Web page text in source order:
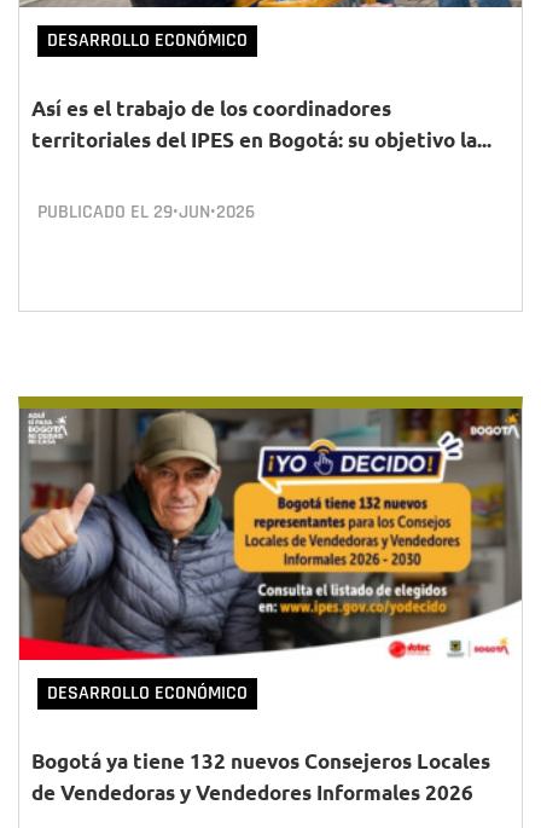
DESARROLLO ECONÓMICO
Así es el trabajo de los coordinadores
territoriales del IPES en Bogotá: su objetivo la...
PUBLICADO EL 29•JUN•2026
DESARROLLO ECONÓMICO
Bogotá ya tiene 132 nuevos Consejeros Locales
de Vendedoras y Vendedores Informales 2026